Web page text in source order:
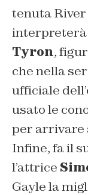
tenuta River
Tyron,
che nella
ufficiale
usato le
per arrivare
Infine, fa il
l’attrice
Gayle la